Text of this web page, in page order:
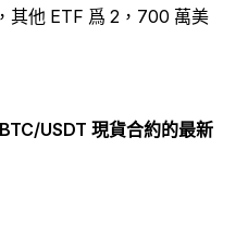
其他 ETF 爲 2，700 萬美
USDT 現貨合約的最新